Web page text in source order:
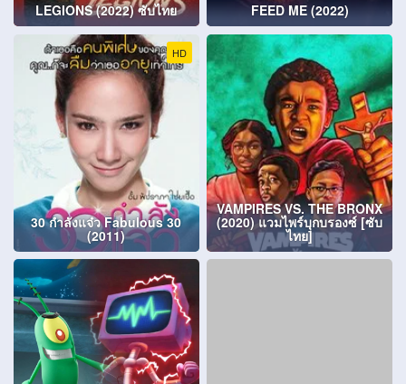
LEGIONS (2022) ซับไทย FEED ME (2022)
HD
30 กำลังแจ๋ว Fabulous 30
(2011)
VAMPIRES VS. THE BRONX
(2020) แวมไพร์บุกบรองซ์ [ซับ
ไทย]